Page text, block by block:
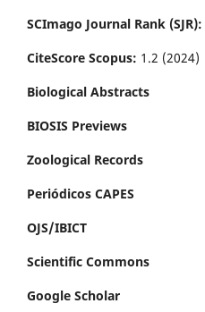
SCImago Journal Rank (SJR):
CiteScore Scopus: 1.2 (2024)
Biological Abstracts
BIOSIS Previews
Zoological Records
Periódicos CAPES
OJS/IBICT
Scientific Commons
Google Scholar